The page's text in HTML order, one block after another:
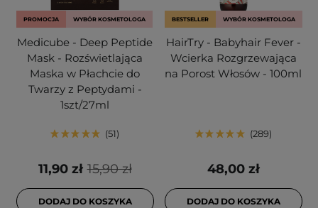
PROMOCJA WYBÓR KOSMETOLOGA
Medicube - Deep Peptide
Mask - Rozświetlająca
Maska w Płachcie do
Twarzy z Peptydami -
1szt/27ml
51
15,90 zł
11,90 zł
DODAJ DO KOSZYKA
BESTSELLER WYBÓR KOSMETOLOGA
HairTry - Babyhair Fever -
Wcierka Rozgrzewająca
na Porost Włosów - 100ml
289
48,00 zł
DODAJ DO KOSZYKA